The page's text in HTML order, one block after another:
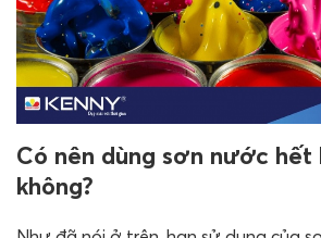
Có nên dùng sơn nước hết
không?